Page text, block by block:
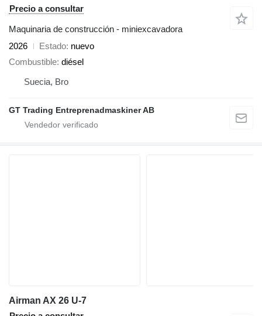
Precio a consultar
Maquinaria de construcción - miniexcavadora
2026
Estado nuevo
Combustible diésel
Suecia, Bro
GT Trading Entreprenadmaskiner AB
Airman AX 26 U-7